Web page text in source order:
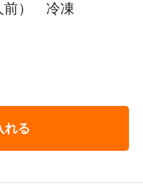
前） 冷凍
れる